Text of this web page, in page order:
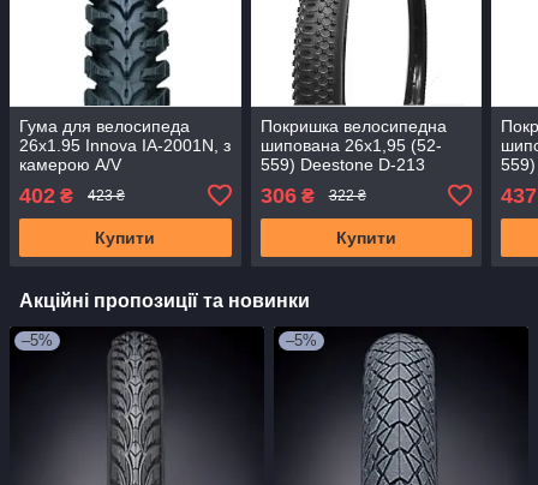
Гума для велосипеда
26x1.95 Innova IA-2001N, з
камерою A/V
402 ₴ 423 ₴
Купити
Покришка велосипедна
шипована 26х1,95 (52-
559) Deestone D-213
306₴ 322 ₴
Купити
437
Акційні пропозиції та новинки
–5% –5%